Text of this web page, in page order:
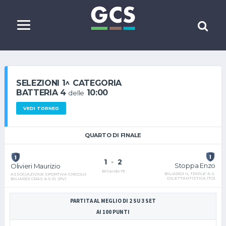
SELEZIONI 1^ CATEGORIA
BATTERIA 4 delle 10:00
VEDI TORNEO
QUARTO DI FINALE
Olivieri Maurizio
ASSOCIAZIONE SPORTIVA CIRCOLO
BILIARDI CRAS A.S.D. (PV)
1 - 2
Biliardo 19
Stoppa Enzo
BILIARDI IL TRIPLE' A.S.
DILETTANTISTICA (TO)
PARTITA AL MEGLIO DI 2 SU 3 SET
AI 100 PUNTI